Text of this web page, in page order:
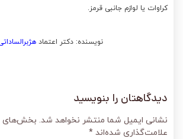
کراوات یا لوازم جانبی قرمز.
نویسنده: دکتر اعتماد
دیدگاهتان را بنویسید
نشانی ایمیل شما منتشر نخواهد شد. بخش‌های
علامت‌گذاری شده‌اند *